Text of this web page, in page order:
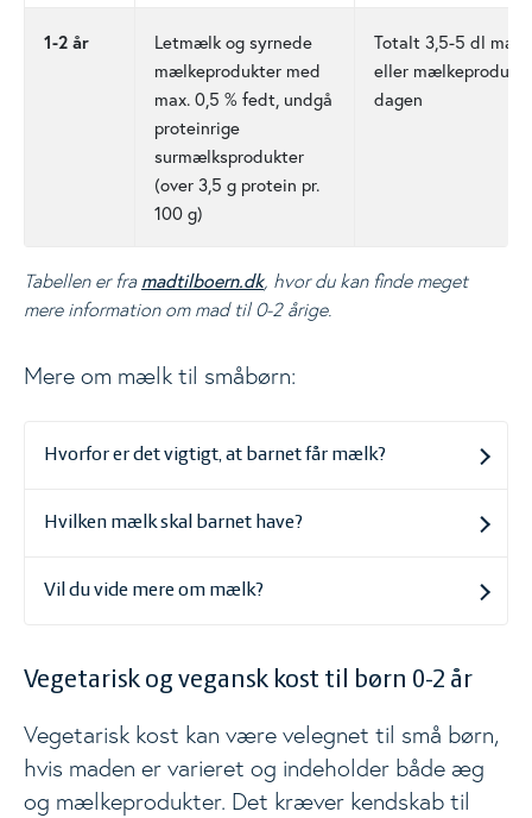
1-2 år
Letmælk og syrnede
mælkeprodukter med
max. 0,5 % fedt, undgå
proteinrige
surmælksprodukter
(over 3,5 g protein pr.
100 g)
Totalt 3,5-5 dl mælk
eller mælkeprodukt
dagen
Tabellen er fra madtilboern.dk, hvor du kan finde meget
mere information om mad til 0-2 årige.
Mere om mælk til småbørn:
Hvorfor er det vigtigt, at barnet får mælk?
Hvilken mælk skal barnet have?
Vil du vide mere om mælk?
Vegetarisk og vegansk kost til børn 0-2 år
Vegetarisk kost kan være velegnet til små børn,
hvis maden er varieret og indeholder både æg
og mælkeprodukter. Det kræver kendskab til